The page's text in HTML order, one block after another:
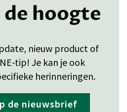
hoogte
nieuw product of
tip! Je kan je ook
herinneringen.
de nieuwsbrief